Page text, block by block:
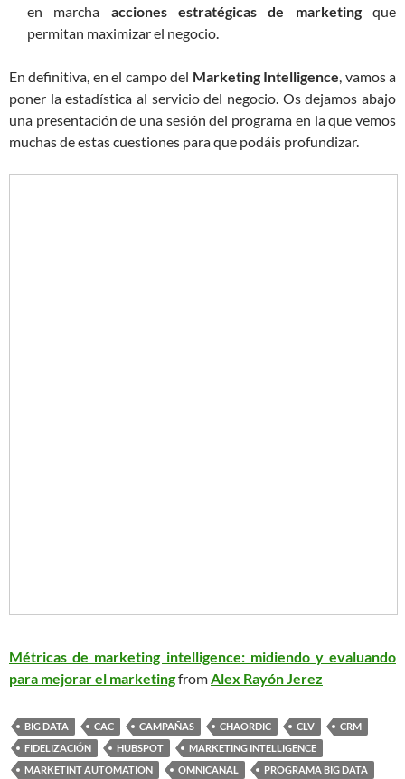
en marcha acciones estratégicas de marketingque
permitan maximizar el negocio.
En definitiva, en el campo del Marketing Intelligence, vamos a
poner la estadística al servicio del negocio. Os dejamos abajo
una presentación de una sesión del programa en la que vemos
muchas de estas cuestiones para que podáis profundizar.
Métricas de marketing intelligence: midiendo y evaluando
para mejorar el marketingfromAlex Rayón Jerez
BIG DATA CAC CAMPAÑAS CHAORDIC CLV
CRM
FIDELIZACIÓN
HUBSPOT
MARKETING INTELLIGENCE
MARKETINT AUTOMATION
OMNICANAL PROGRAMA BIG DATA